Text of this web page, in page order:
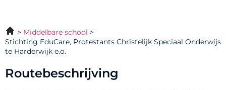
Middelbare school
Stichting EduCare, Protestants Christelijk Speciaal Onderwijs
te Harderwijk e.o.
Routebeschrijving